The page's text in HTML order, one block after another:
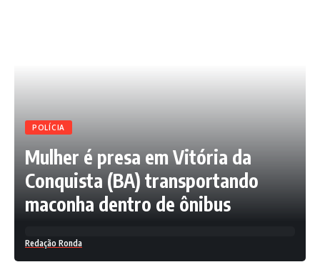
POLÍCIA
Mulher é presa em Vitória da
Conquista (BA) transportando
maconha dentro de ônibus
Redação Ronda